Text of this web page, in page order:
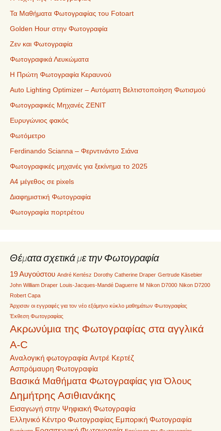
Τα Μαθήματα Φωτογραφίας του Fotoart
Golden Hour στην Φωτογραφία
Ζεν και Φωτογραφία
Φωτογραφικά Λευκώματα
Η Πρώτη Φωτογραφία Κεραυνού
Auto Lighting Optimizer – Αυτόματη Βελτιστοποίηση Φωτισμού
Φωτογραφικές Μηχανές ZENIT
Ευρυγώνιος φακός
Φωτόμετρο
Ferdinando Scianna – Φερντινάντο Σιάνα
Φωτογραφικές μηχανές για ξεκίνημα το 2025
Α4 μέγεθος σε pixels
Διαφημιστική Φωτογραφία
Φωτογραφία πορτρέτου
Θέματα σχετικά με την Φωτογραφία
19 Αυγούστου André Kertész Dorothy Catherine Draper Gertrude Käsebier
John William Draper Louis-Jacques-Mandé Daguerre M Nikon D7000 Nikon D7200
Robert Capa
Άρχισαν οι εγγραφές για τον νέο εξάμηνο κύκλο μαθημάτων Φωτογραφίας
Έκθεση Φωτογραφίας
Ακρωνύμια της Φωτογραφίας στα αγγλικά
A-C
Αναλογική φωτογραφία Αντρέ Κερτέζ
Ασπρόμαυρη Φωτογραφία
Βασικά Μαθήματα Φωτογραφίας για Όλους
Δημήτρης Ασιθιανάκης
Εισαγωγή στην Ψηφιακή Φωτογραφία
Ελληνικό Κέντρο Φωτογραφίας Εμπορική Φωτογραφία